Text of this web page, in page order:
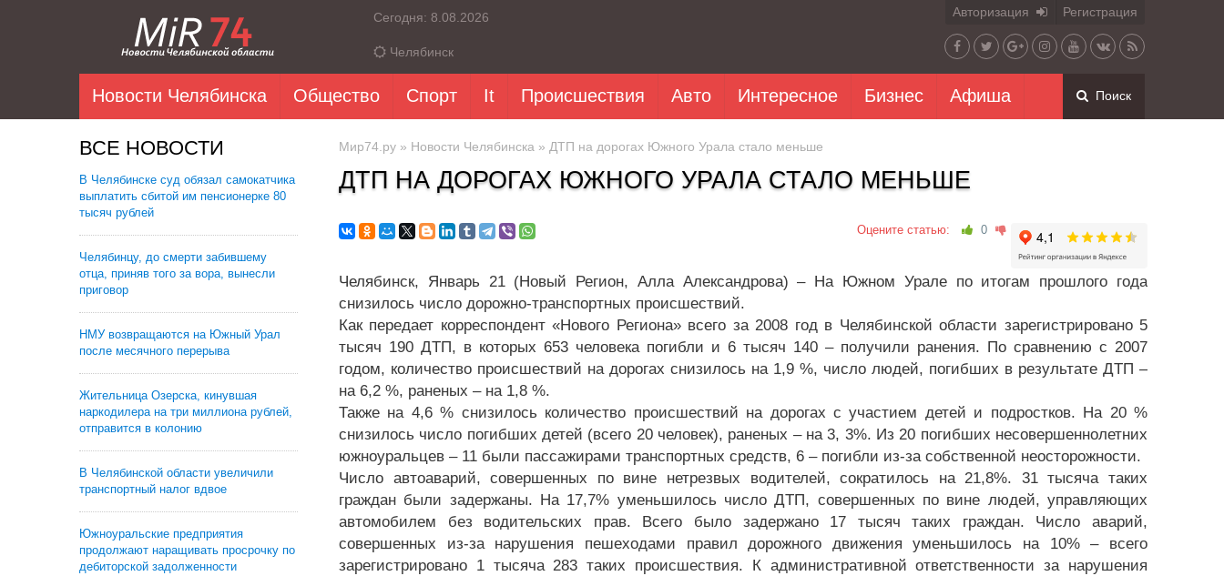
Сегодня: 8.08.2026
Челябинск
Авторизация Регистрация
Новости Челябинска Общество Спорт It Происшествия Авто Интересное Бизнес Афиша Поиск
ВСЕ НОВОСТИ
В Челябинске суд обязал самокатчика
выплатить сбитой им пенсионерке 80
тысяч рублей
Челябинцу, до смерти забившему
отца, приняв того за вора, вынесли
приговор
НМУ возвращаются на Южный Урал
после месячного перерыва
Жительница Озерска, кинувшая
наркодилера на три миллиона рублей,
отправится в колонию
В Челябинской области увеличили
транспортный налог вдвое
Южноуральские предприятия
продолжают наращивать просрочку по
дебиторской задолженности
Мир74.ру » Новости Челябинска » ДТП на дорогах Южного Урала стало меньше
ДТП НА ДОРОГАХ ЮЖНОГО УРАЛА СТАЛО МЕНЬШЕ
Оцените статью: 0
Челябинск, Январь 21 (Новый Регион, Алла Александрова) – На Южном Урале по итогам прошлого года
снизилось число дорожно-транспортных происшествий.
Как передает корреспондент «Нового Региона» всего за 2008 год в Челябинской области зарегистрировано 5
тысяч 190 ДТП, в которых 653 человека погибли и 6 тысяч 140 – получили ранения. По сравнению с 2007
годом, количество происшествий на дорогах снизилось на 1,9 %, число людей, погибших в результате ДТП –
на 6,2 %, раненых – на 1,8 %.
Также на 4,6 % снизилось количество происшествий на дорогах с участием детей и подростков. На 20 %
снизилось число погибших детей (всего 20 человек), раненых – на 3, 3%. Из 20 погибших несовершеннолетних
южноуральцев – 11 были пассажирами транспортных средств, 6 – погибли из-за собственной неосторожности.
Число автоаварий, совершенных по вине нетрезвых водителей, сократилось на 21,8%. 31 тысяча таких
граждан были задержаны. На 17,7% уменьшилось число ДТП, совершенных по вине людей, управляющих
автомобилем без водительских прав. Всего было задержано 17 тысяч таких граждан. Число аварий,
совершенных из-за нарушения пешеходами правил дорожного движения уменьшилось на 10% – всего
зарегистрировано 1 тысяча 283 таких происшествия. К административной ответственности за нарушения